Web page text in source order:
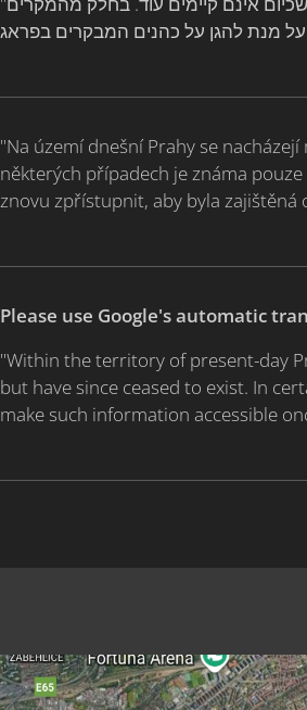
"Na území dnešní Prahy se
některých případech je známa
znovu zpřístupnit, aby byla
Please use Google's automatic
"Within the territory of present-day
but have since ceased to exist. In
make such information accessible